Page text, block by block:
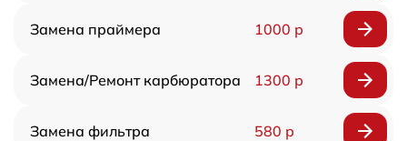
Замена праймера 1000 р
Замена/Pемонт карбюратора 1300 р
Замена фильтра 580 р